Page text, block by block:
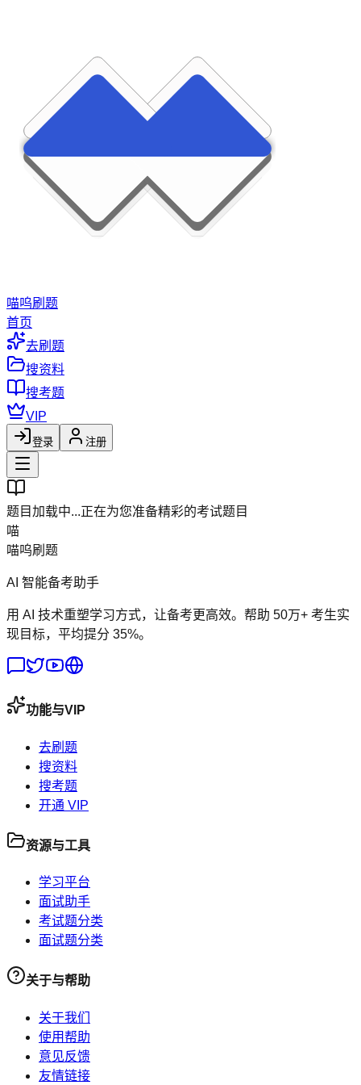
喵呜刷题
首页
去刷题
搜资料
搜考题
VIP
登录 注册
题目加载中...正在为您准备精彩的考试题目
喵
喵呜刷题
AI 智能备考助手
用 AI 技术重塑学习方式，让备考更高效。帮助 50万+ 考生实
现目标，平均提分 35%。
功能与VIP
去刷题
搜资料
搜考题
开通 VIP
资源与工具
学习平台
面试助手
考试题分类
面试题分类
关于与帮助
关于我们
使用帮助
意见反馈
友情链接